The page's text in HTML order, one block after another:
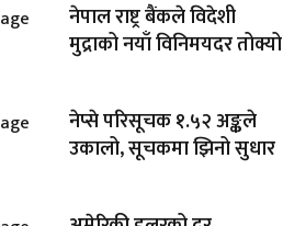
नेपाल राष्ट्र बैंकले विदेशी
मुद्राको नयाँ विनिमयदर तोक्यो
नेप्से परिसूचक १.५२ अङ्कले
उकालो, सूचकमा झिनो सुधार